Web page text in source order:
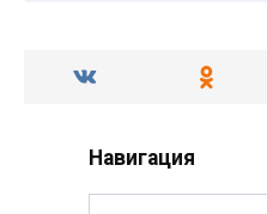
Навигация